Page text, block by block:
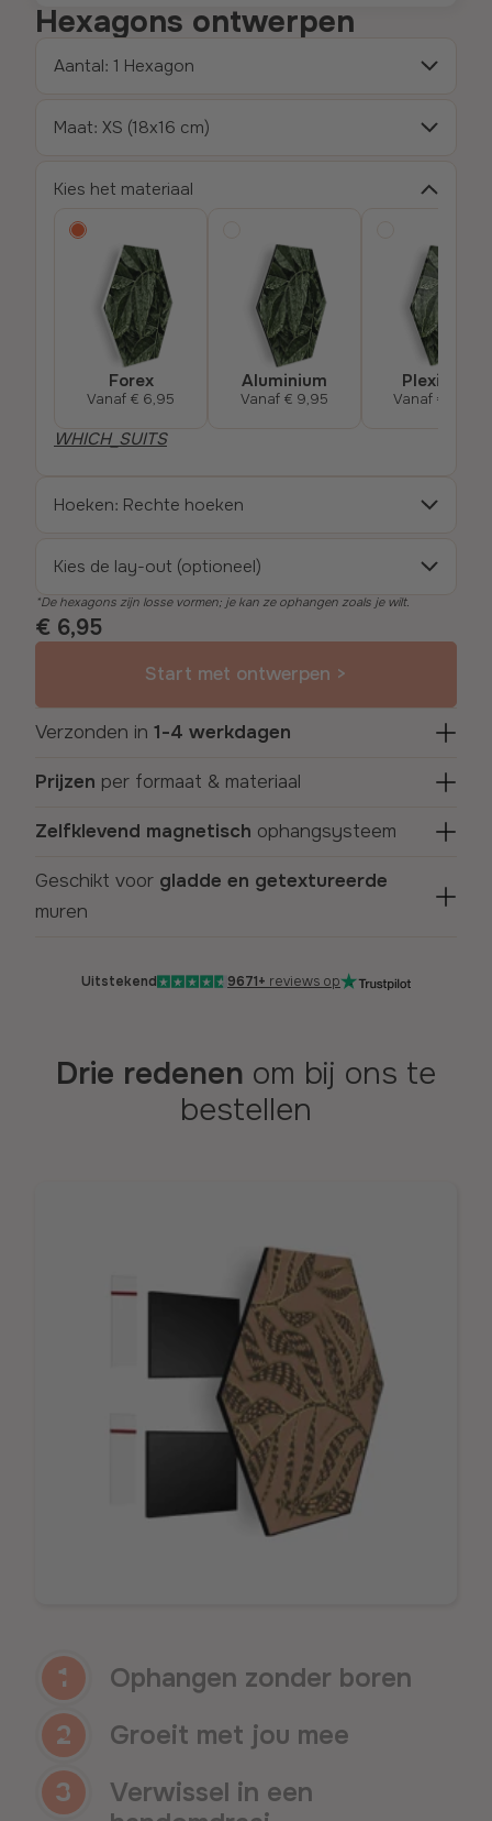
Hexagons ontwerpen
Aantal: 1 Hexagon
maat: XS (18x16 cm)
Kies het materiaal
Forex
Vanaf € 6,95
Aluminium
Vanaf € 9,95
Plexiglas
Vanaf € 13,95
WHICH_SUITS
Hoeken: Rechte hoeken
Kies de lay-out (optioneel)
De hexagons zijn losse vormen; je kan ze ophangen zoals je wilt.
€ 6,95
Start met ontwerpen >
Verzonden in 1-4 werkdagen
Prijzen per formaat & materiaal
Zelfklevend magnetisch ophangsysteem
Geschikt voor gladde en getextureerde
muren
Uitstekend 9671+ reviews op
Drie redenen om bij ons te
bestellen
1 Ophangen zonder boren
2
Groeit met jou mee
3
Verwissel in een